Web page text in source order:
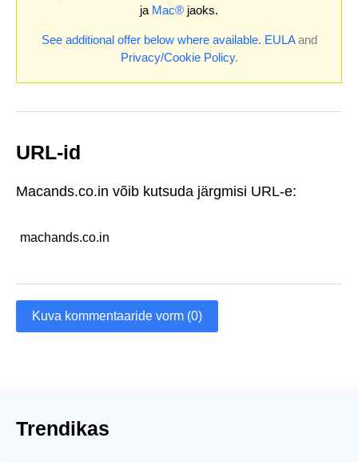
ja Mac® jaoks.
See additional offer below where available. EULAand
Privacy/Cookie Policy.
URL-id
Macands.co.in võib kutsuda järgmisi URL-e:
machands.co.in
Kuva kommentaaride vorm (0)
Trendikas